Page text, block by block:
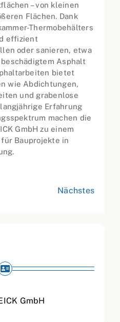
– von kleinen
Flächen. Dank
Thermobehälters
effizient
oder sanieren, etwa
Asphalt
bietet
wie Abdichtungen,
und grabenlose
Erfahrung
machen die
GmbH zu einem
Bauprojekte in
Nächstes
GmbH